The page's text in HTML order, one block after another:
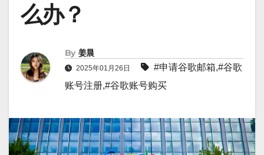
么办？
By 姜晨
2025年01月26日 #申请谷歌邮箱,#谷歌
账号注册,#谷歌账号购买